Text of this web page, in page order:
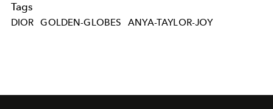
Tags
DIOR GOLDEN-GLOBES ANYA-TAYLOR-JOY